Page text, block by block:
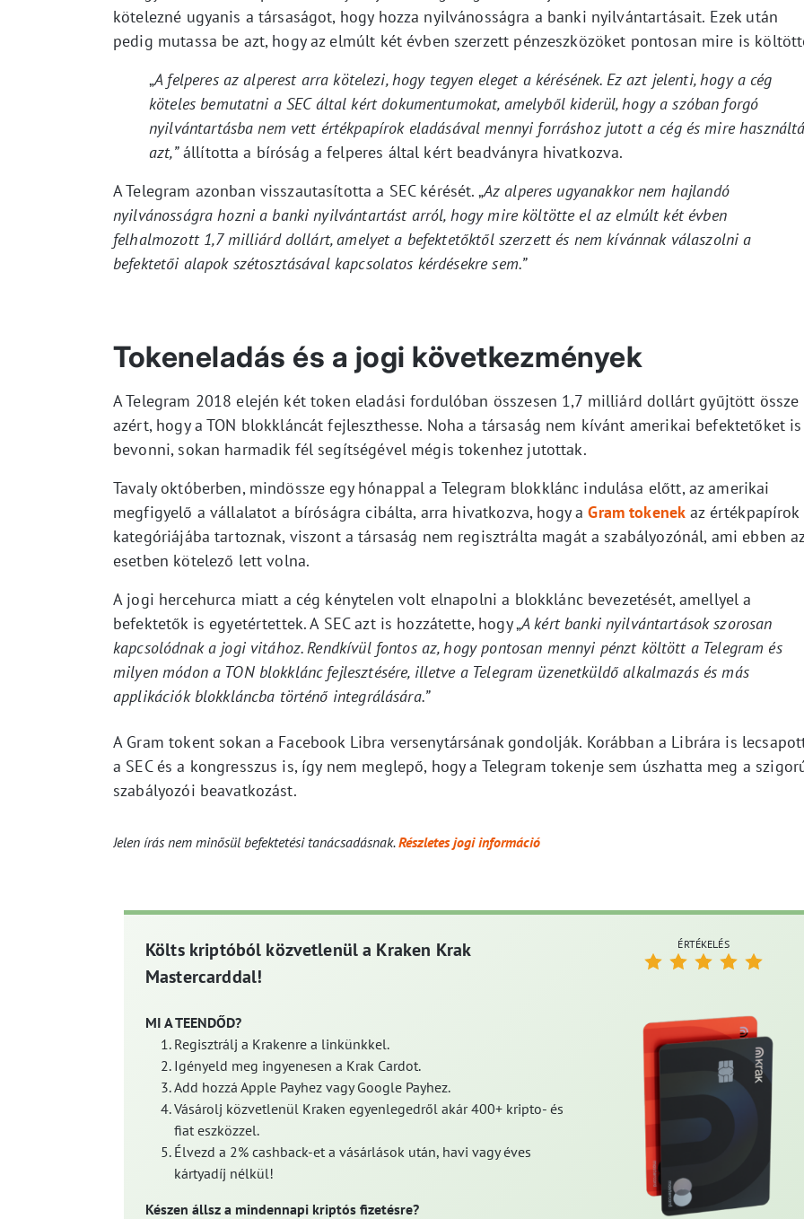
kötelezné ugyanis a társaságot, hogy hozza nyilvánosságra a banki nyilvántartásait. Ezek után
pedig mutassa be azt, hogy az elmúlt két évben szerzett pénzeszközöket pontosan mire is
„A felperes az alperest arra kötelezi, hogy tegyen eleget a kérésének. Ez azt jelenti, hogy a cég
köteles bemutatni a SEC által kért dokumentumokat, amelyből kiderül, hogy a szóban forgó
nyilvántartásba nem vett értékpapírok eladásával mennyi forráshoz jutott a cég és mire
azt,”állította a bíróság a felperes által kért beadványra hivatkozva.
A Telegram azonban visszautasította a SEC kérését. „Az alperes ugyanakkor nem hajlandó
nyilvánosságra hozni a banki nyilvántartást arról, hogy mire költötte el az elmúlt két évben
felhalmozott 1,7 milliárd dollárt, amelyet a befektetőktől szerzett és nem kívánnak válaszolni a
befektetői alapok szétosztásával kapcsolatos kérdésekre sem.”
Tokeneladás és a jogi következmények
A Telegram 2018 elején két token eladási fordulóban összesen 1,7 milliárd dollárt gyűjtött össze
azért, hogy a TON blokkláncát fejleszthesse. Noha a társaság nem kívánt amerikai befektetőket is
bevonni, sokan harmadik fél segítségével mégis tokenhez jutottak.
Tavaly októberben, mindössze egy hónappal a Telegram blokklánc indulása előtt, az amerikai
megfigyelő a vállalatot a bíróságra cibálta, arra hivatkozva, hogy aGram tokenek az értékpapírok
kategóriájába tartoznak, viszont a társaság nem regisztrálta magát a szabályozónál, ami ebben
esetben kötelező lett volna.
A jogi hercehurca miatt a cég kénytelen volt elnapolni a blokklánc bevezetését, amellyel a
befektetők is egyetértettek. A SEC azt is hozzátette, hogy „A kért banki nyilvántartások szorosan
kapcsolódnak a jogi vitához. Rendkívül fontos az, hogy pontosan mennyi pénzt költött a Telegram és
milyen módon a TON blokklánc fejlesztésére, illetve a Telegram üzenetküldő alkalmazás és más
applikációk blokkláncba történő integrálására.”
A Gram tokent sokan a Facebook Libra versenytársának gondolják. Korábban a Librára is
a SEC és a kongresszus is, így nem meglepő, hogy a Telegram tokenje sem úszhatta meg a
szabályozói beavatkozást.
Jelen írás nem minősül befektetési tanácsadásnak.Részletes jogi információ
Költs kriptóból közvetlenül a Kraken Krak
Mastercarddal!
MI A TEENDŐD?
Regisztrálj a Krakenre a linkünkkel.
Igényeld meg ingyenesen a Krak Cardot.
Add hozzá Apple Payhez vagy Google Payhez.
Vásárolj közvetlenül Kraken egyenlegedről akár 400+ kripto- és
fiat eszközzel.
Élvezd a 2% cashback-et a vásárlások után, havi vagy éves
kártyadíj nélkül!
Készen állsz a mindennapi kriptós fizetésre?
ÉRTÉKELÉS